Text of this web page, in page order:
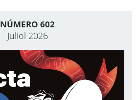
NÚMERO 602
Juliol 2026